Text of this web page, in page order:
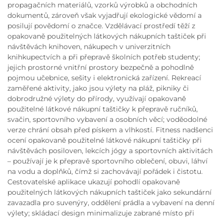
propagačních materiálů, vzorků výrobků a obchodních
dokumentů, zároveň však vyjadřují ekologické vědomí a
posilují povědomí o značce. Vzdělávací prostředí těží z
opakovaně použitelných látkových nákupních taštiček při
návštěvách knihoven, nákupech v univerzitních
knihkupectvích a při přepravě školních potřeb studenty;
jejich prostorné vnitřní prostory bezpečně a pohodlně
pojmou učebnice, sešity i elektronická zařízení. Rekreací
zaměřené aktivity, jako jsou výlety na pláž, pikniky či
dobrodružné výlety do přírody, využívají opakovaně
použitelné látkové nákupní taštičky k přepravě ručníků,
svačin, sportovního vybavení a osobních věcí; voděodolné
verze chrání obsah před pískem a vlhkostí. Fitness nadšenci
ocení opakovaně použitelné látkové nákupní taštičky při
návštěvách posiloven, lekcích jógy a sportovních aktivitách
– používají je k přepravě sportovního oblečení, obuvi, láhví
na vodu a doplňků, čímž si zachovávají pořádek i čistotu.
Cestovatelské aplikace ukazují pohodlí opakovaně
použitelných látkových nákupních taštiček jako sekundární
zavazadla pro suvenýry, oddělení prádla a vybavení na denní
výlety; skládací design minimalizuje zabrané místo při